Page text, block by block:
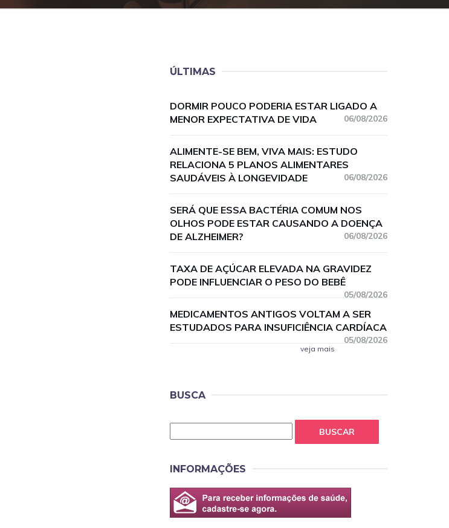
ÚLTIMAS
DORMIR POUCO PODERIA ESTAR LIGADO A
MENOR EXPECTATIVA DE VIDA
06/08/2026
ALIMENTE-SE BEM, VIVA MAIS: ESTUDO
RELACIONA 5 PLANOS ALIMENTARES
SAUDÁVEIS À LONGEVIDADE
06/08/2026
SERÁ QUE ESSA BACTÉRIA COMUM NOS
OLHOS PODE ESTAR CAUSANDO A DOENÇA
DE ALZHEIMER?
06/08/2026
TAXA DE AÇÚCAR ELEVADA NA GRAVIDEZ
PODE INFLUENCIAR O PESO DO BEBÊ
05/08/2026
MEDICAMENTOS ANTIGOS VOLTAM A SER
ESTUDADOS PARA INSUFICIÊNCIA CARDÍACA
05/08/2026
veja mais
BUSCA
BUSCAR
INFORMAÇÕES